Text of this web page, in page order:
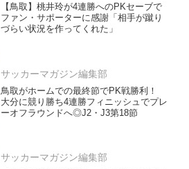
【鳥取】桃井玲が4連勝へのPKセーブで
ファン・サポーターに感謝「相手が蹴り
づらい状況を作ってくれた」
サッカーマガジン編集部
鳥取がホームでの最終節でPK戦勝利！
大分に競り勝ち4連勝フィニッシュでプレ
ーオフラウンドへ◎J2・J3第18節
サッカーマガジン編集部